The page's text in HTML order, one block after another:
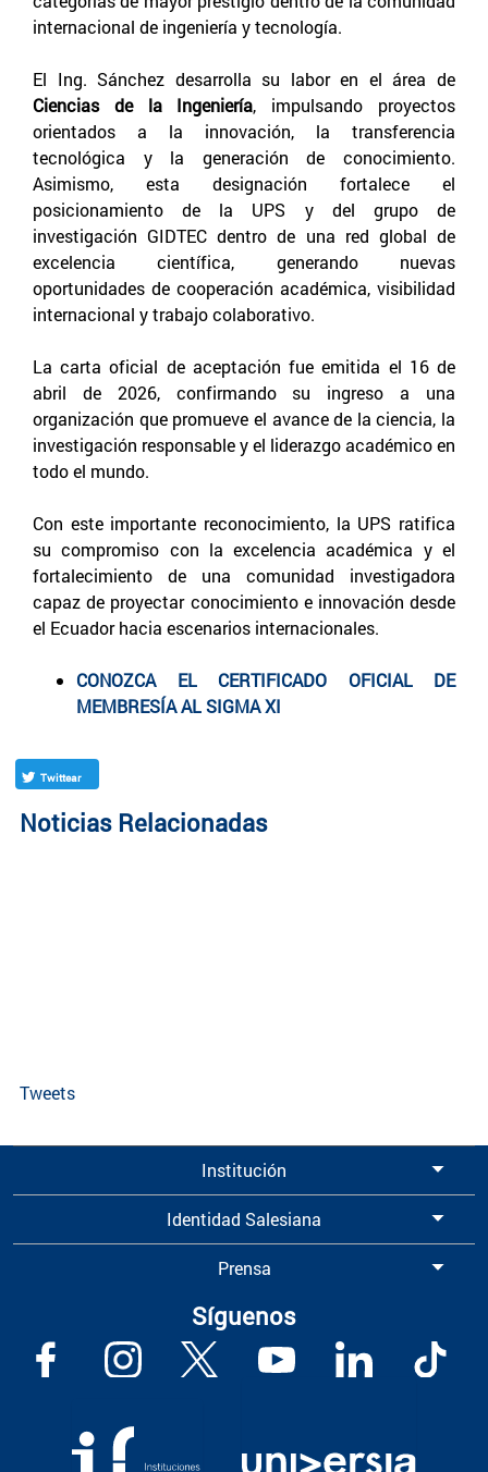
internacional de ingeniería y tecnología.
El Ing. Sánchez desarrolla su labor en el área de
Ciencias de la Ingeniería, impulsando proyectos
orientados a la innovación, la transferencia
tecnológica y la generación de conocimiento.
Asimismo, esta designación fortalece el
posicionamiento de la UPS y del grupo de
investigación GIDTEC dentro de una red global de
excelencia científica, generando nuevas
oportunidades de cooperación académica, visibilidad
internacional y trabajo colaborativo.
La carta oficial de aceptación fue emitida el 16 de
abril de 2026, confirmando su ingreso a una
organización que promueve el avance de la ciencia, la
investigación responsable y el liderazgo académico en
todo el mundo.
Con este importante reconocimiento, la UPS ratifica
su compromiso con la excelencia académica y el
fortalecimiento de una comunidad investigadora
capaz de proyectar conocimiento e innovación desde
el Ecuador hacia escenarios internacionales.
CONOZCA EL CERTIFICADO OFICIAL DE
MEMBRESÍA AL SIGMA XI
Twittear
Noticias Relacionadas
Tweets
Institución
Identidad Salesiana
Prensa
Síguenos